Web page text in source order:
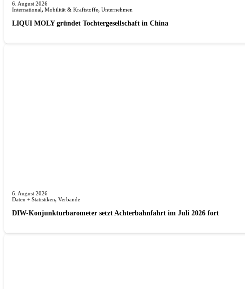
6. August 2026
International, Mobilität & Kraftstoffe, Unternehmen
LIQUI MOLY gründet Tochterge­sellschaft in China
6. August 2026
Daten + Statistiken, Verbände
DIW-Konjunkturbarometer setzt Achterbahnfahrt im Juli 2026 fort